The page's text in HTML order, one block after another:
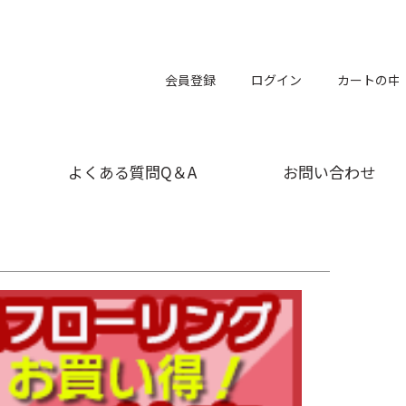
会員登録 ログイン カートの中
よくある質問Q＆A お問い合わせ